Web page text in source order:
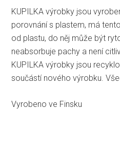
KUPILKA výrobky jsou
porovnání s plastem, má
od plastu, do něj může být
neabsorbuje pachy a není
KUPILKA výrobky jsou
součástí nového výrobku.
Vyrobeno ve Finsku